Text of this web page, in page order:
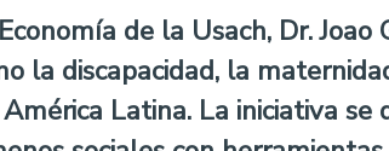
de la Usach, Dr.
la discapacidad, la
Latina. La iniciativa